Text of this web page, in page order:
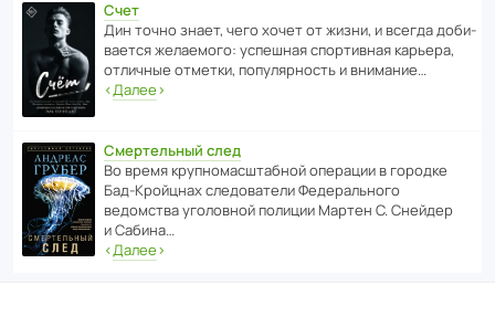
Счет
Дин точно знает, чего хочет от жизни, и всегда доби­
ва­ется жела­е­мого: успе­шная спор­ти­вная карьера,
отли­чные отметки, попу­ля­р­ность и внимание…
‹Далее›
Смертельный след
Во время круп­но­мас­ш­та­бной операции в городке
Бад‑Крой­цнах следо­ва­тели Феде­раль­ного
ведомства уголо­вной полиции Мартен С. Снейдер
и Сабина…
‹Далее›